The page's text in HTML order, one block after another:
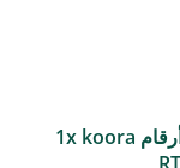
1x koora كازينو: دليل شامل من تجارب حقيقية وأرقام